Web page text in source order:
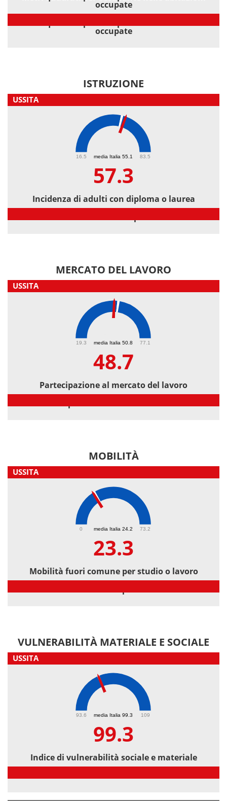
occupate
occupate
ISTRUZIONE
USSITA
media Italia 55.1
16.5 83.5
57.3
Incidenza di adulti con diploma o laurea
MERCATO DEL LAVORO
USSITA
media Italia 50.8
19.3 77.1
48.7
Partecipazione al mercato del lavoro
MOBILITÀ
USSITA
media Italia 24.2
0 73.2
23.3
Mobilità fuori comune per studio o lavoro
VULNERABILITÀ MATERIALE E SOCIALE
USSITA
media Italia 99.3
93.6 109
99.3
Indice di vulnerabilità sociale e materiale